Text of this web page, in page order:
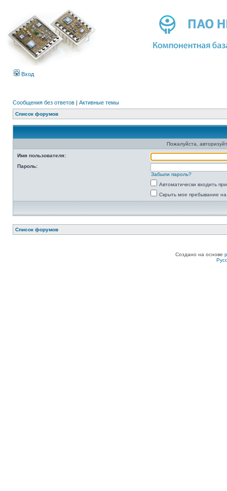
Вход
Сообщения без ответов | Активные темы
Список форумов
Пожалуйста,
Имя пользователя:
Пароль:
Забыли пароль?
Автоматически входить
Скрыть мое пребывание
Список форумов
Создано на основе